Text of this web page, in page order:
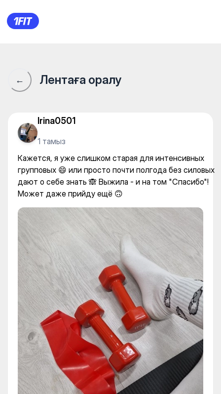
Умный Фитнес — Stretching
← Лентаға оралу
Irina0501
1 тамыз
Кажется, я уже слишком старая для интенсивных
групповых 😄 или просто почти полгода без силовых
дают о себе знать 🙈 Выжила - и на том "Спасибо"!
Может даже прийду ещё 🙃